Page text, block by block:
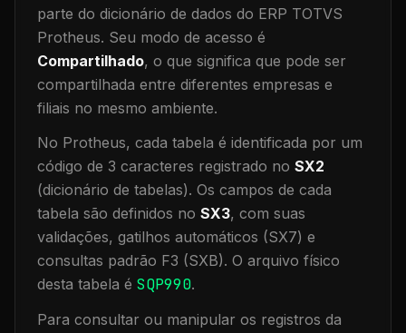
parte do dicionário de dados do ERP TOTVS
Protheus. Seu modo de acesso é
Compartilhado, o que significa que pode ser
compartilhada entre diferentes empresas e
filiais no mesmo ambiente.
No Protheus, cada tabela é identificada por um
código de 3 caracteres registrado no SX2
(dicionário de tabelas). Os campos de cada
tabela são definidos no SX3, com suas
validações, gatilhos automáticos (SX7) e
consultas padrão F3 (SXB). O arquivo físico
desta tabela é SQP990.
Para consultar ou manipular os registros da